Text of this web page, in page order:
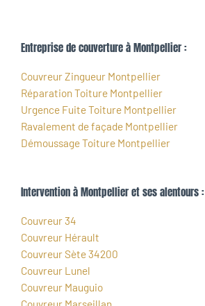
Entreprise de couverture à Montpellier :
Couvreur Zingueur Montpellier
Réparation Toiture Montpellier
Urgence Fuite Toiture Montpellier
Ravalement de façade Montpellier
Démoussage Toiture Montpellier
Intervention à Montpellier et ses alentours :
Couvreur 34
Couvreur Hérault
Couvreur Sète 34200
Couvreur Lunel
Couvreur Mauguio